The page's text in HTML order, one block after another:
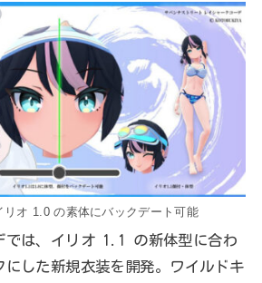
リオ 1.0 の素体にバックデート可能
では、イリオ 1.1 の新体型に合わ
にした新規衣装を開発。ワイルドキ